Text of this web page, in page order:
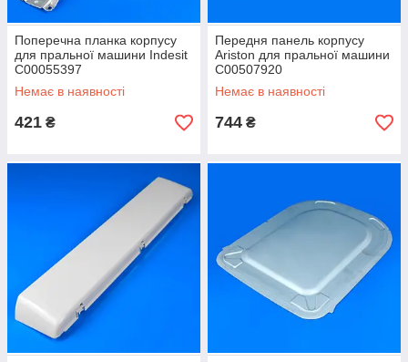
Поперечна планка корпусу
для пральної машини Indesit
C00055397
Немає в наявності
421 ₴
Передня панель корпусу
Ariston для пральної машини
C00507920
Немає в наявності
744 ₴